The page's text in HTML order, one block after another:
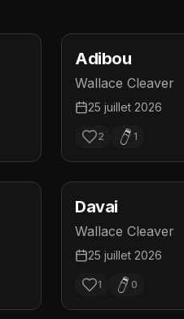
Adibou
Wallace Cleaver
25 juillet 2026
2 1
Davai
Wallace Cleaver
25 juillet 2026
1 0